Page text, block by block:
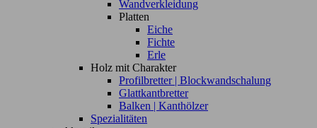
Wandverkleidung
Platten
Eiche
Fichte
Erle
Holz mit Charakter
Profilbretter | Blockwandschalung
Glattkantbretter
Balken | Kanthölzer
Spezialitäten